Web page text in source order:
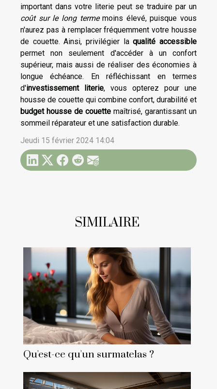
important dans votre literie peut se traduire par un
coût sur le long termemoins élevé, puisque vous
n'aurez pas à remplacer fréquemment votre housse
de couette. Ainsi, privilégier laqualité accessible
permet non seulement d'accéder à un confort
supérieur, mais aussi de réaliser des économies à
longue échéance. En réfléchissant en termes
d'investissement literie, vous opterez pour une
housse de couette qui combine confort, durabilité et
budget housse de couette maîtrisé, garantissant un
sommeil réparateur et une satisfaction durable.
Jeudi 15 février 2024 14:04
SIMILAIRE
Qu'est-ce qu'un surmatelas ?